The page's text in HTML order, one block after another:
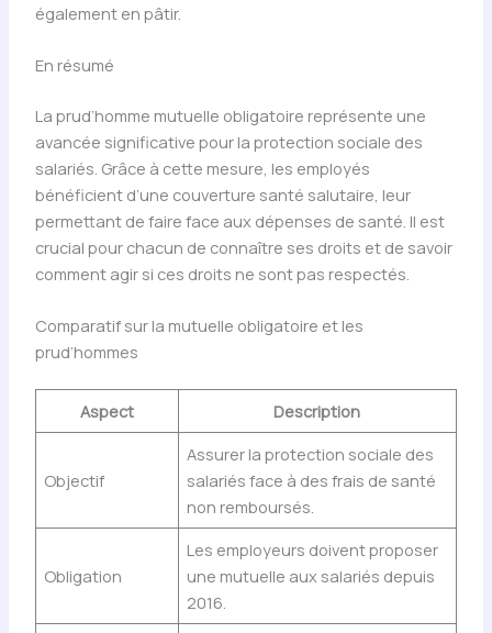
également en pâtir.
En résumé
La prud’homme mutuelle obligatoire représente une
avancée significative pour la protection sociale des
salariés. Grâce à cette mesure, les employés
bénéficient d’une couverture santé salutaire, leur
permettant de faire face aux dépenses de santé. Il est
crucial pour chacun de connaître ses droits et de savoir
comment agir si ces droits ne sont pas respectés.
Comparatif sur la mutuelle obligatoire et les
prud’hommes
Aspect Description
Objectif
Assurer la protection sociale des
salariés face à des frais de santé
non remboursés.
Obligation
Les employeurs doivent proposer
une mutuelle aux salariés depuis
2016.